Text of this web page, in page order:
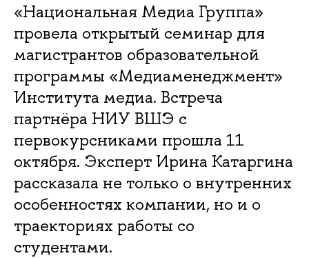
«Национальная Медиа Группа»
провела открытый семинар для
магистрантов образовательной
программы «Медиаменеджмент»
Института медиа. Встреча
партнёра НИУ ВШЭ с
первокурсниками прошла 11
октября. Эксперт Ирина Катаргина
рассказала не только о внутренних
особенностях компании, но и о
траекториях работы со
студентами.